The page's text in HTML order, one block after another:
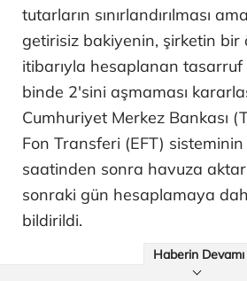
tutarların sınırlandırılması
getirisiz bakiyenin, şirketin bir
itibarıyla hesaplanan
binde 2'sini aşmaması
Cumhuriyet Merkez Bankası
Fon Transferi (EFT) sisteminin
saatinden sonra havuza
sonraki gün hesaplamaya
bildirildi.
Haberin Devamı